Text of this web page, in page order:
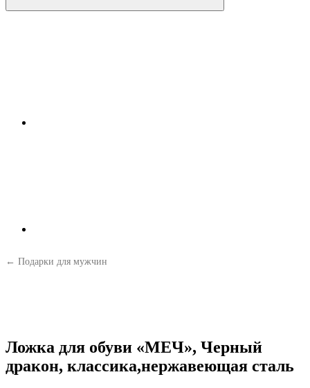
← Подарки для мужчин
Ложка для обуви «МЕЧ», Черный
дракон, классика,нержавеющая сталь